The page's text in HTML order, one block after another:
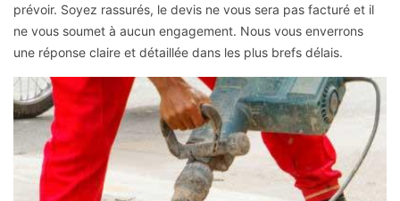
prévoir. Soyez rassurés, le devis ne vous sera pas facturé et il
ne vous soumet à aucun engagement. Nous vous enverrons
une réponse claire et détaillée dans les plus brefs délais.